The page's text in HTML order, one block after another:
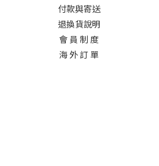
付款與寄送
退換貨說明
會 員 制 度
海 外 訂 單